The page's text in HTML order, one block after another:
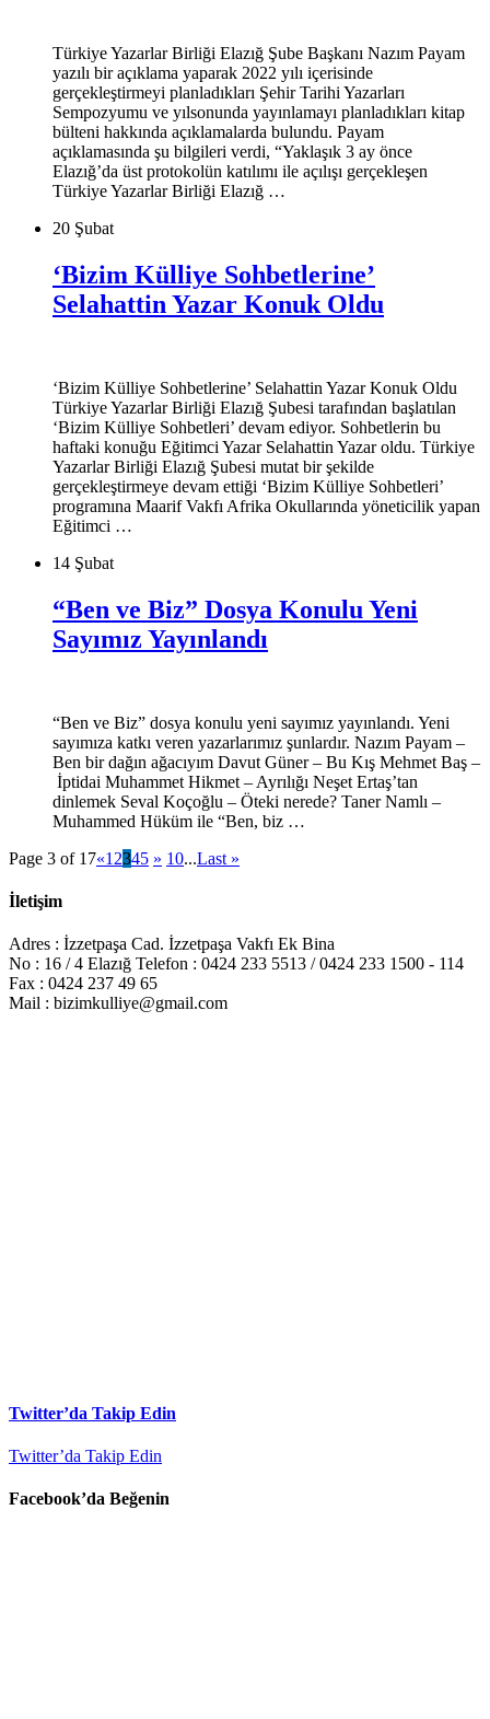
Türkiye Yazarlar Birliği Elazığ Şube Başkanı Nazım Payam
yazılı bir açıklama yaparak 2022 yılı içerisinde
gerçekleştirmeyi planladıkları Şehir Tarihi Yazarları
Sempozyumu ve yılsonunda yayınlamayı planladıkları kitap
bülteni hakkında açıklamalarda bulundu. Payam
açıklamasında şu bilgileri verdi, “Yaklaşık 3 ay önce
Elazığ’da üst protokolün katılımı ile açılışı gerçekleşen
Türkiye Yazarlar Birliği Elazığ …
20 Şubat
‘Bizim Külliye Sohbetlerine’
Selahattin Yazar Konuk Oldu
‘Bizim Külliye Sohbetlerine’ Selahattin Yazar Konuk Oldu
Türkiye Yazarlar Birliği Elazığ Şubesi tarafından başlatılan
‘Bizim Külliye Sohbetleri’ devam ediyor. Sohbetlerin bu
haftaki konuğu Eğitimci Yazar Selahattin Yazar oldu. Türkiye
Yazarlar Birliği Elazığ Şubesi mutat bir şekilde
gerçekleştirmeye devam ettiği ‘Bizim Külliye Sohbetleri’
programına Maarif Vakfı Afrika Okullarında yöneticilik yapan
Eğitimci …
14 Şubat
“Ben ve Biz” Dosya Konulu Yeni
Sayımız Yayınlandı
“Ben ve Biz” dosya konulu yeni sayımız yayınlandı. Yeni
sayımıza katkı veren yazarlarımız şunlardır. Nazım Payam –
Ben bir dağın ağacıyım Davut Güner – Bu Kış Mehmet Baş –
İptidai Muhammet Hikmet – Ayrılığı Neşet Ertaş’tan
dinlemek Seval Koçoğlu – Öteki nerede? Taner Namlı –
Muhammed Hüküm ile “Ben, biz …
Page 3 of 17«1 2345 » 10...Last »
İletişim
Adres : İzzetpaşa Cad. İzzetpaşa Vakfı Ek Bina
No : 16 / 4 Elazığ Telefon : 0424 233 5513 / 0424 233 1500 - 114
Fax : 0424 237 49 65
Mail : bizimkulliye@gmail.com
Twitter’da Takip Edin
Twitter’da Takip Edin
Facebook’da Beğenin